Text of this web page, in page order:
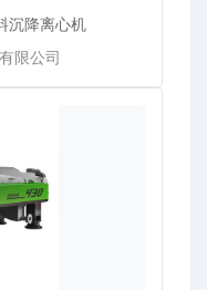
沉降离心机
限公司